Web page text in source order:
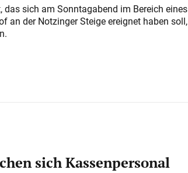
sich am Sonntagabend im Bereich eines
an der Notzinger Steige ereignet haben soll,
sich Kassenpersonal